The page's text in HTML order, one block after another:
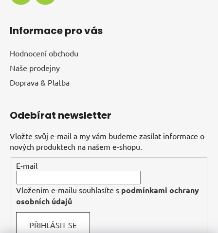
Informace pro vás
Hodnocení obchodu
Naše prodejny
Doprava & Platba
Odebírat newsletter
Vložte svůj e-mail a my vám budeme zasílat informace o
nových produktech na našem e-shopu.
E-mail
Vložením e-mailu souhlasíte s podmínkami ochrany
osobních údajů
PŘIHLÁSIT SE